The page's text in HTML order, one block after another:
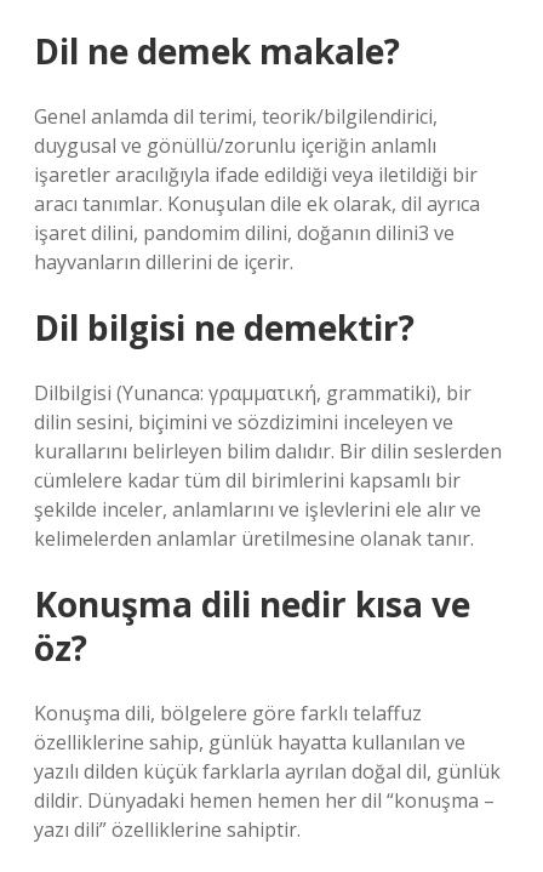
Dil ne demek makale?
Genel anlamda dil terimi, teorik/bilgilendirici,
duygusal ve gönüllü/zorunlu içeriğin anlamlı
işaretler aracılığıyla ifade edildiği veya iletildiği bir
aracı tanımlar. Konuşulan dile ek olarak, dil ayrıca
işaret dilini, pandomim dilini, doğanın dilini3 ve
hayvanların dillerini de içerir.
Dil bilgisi ne demektir?
Dilbilgisi (Yunanca: γραμματική, grammatiki), bir
dilin sesini, biçimini ve sözdizimini inceleyen ve
kurallarını belirleyen bilim dalıdır. Bir dilin seslerden
cümlelere kadar tüm dil birimlerini kapsamlı bir
şekilde inceler, anlamlarını ve işlevlerini ele alır ve
kelimelerden anlamlar üretilmesine olanak tanır.
Konuşma dili nedir kısa ve
öz?
Konuşma dili, bölgelere göre farklı telaffuz
özelliklerine sahip, günlük hayatta kullanılan ve
yazılı dilden küçük farklarla ayrılan doğal dil, günlük
dildir. Dünyadaki hemen hemen her dil “konuşma –
yazı dili” özelliklerine sahiptir.